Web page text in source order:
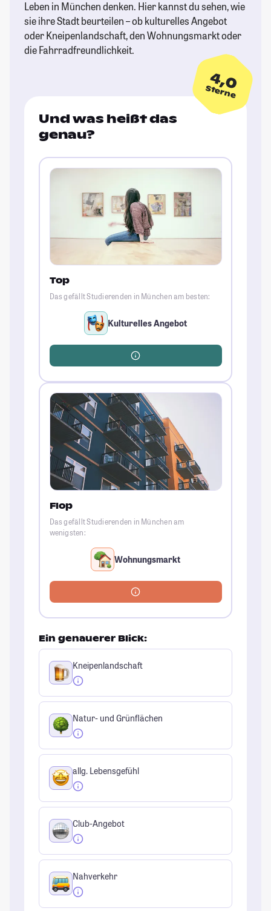
Leben in München denken. Hier kannst du sehen, wie
sie ihre Stadt beurteilen – ob kulturelles Angebot
oder Kneipenlandschaft, den Wohnungsmarkt oder
die Fahrradfreundlichkeit.
4,0
Sterne
Und was heißt das
genau?
Top
Das gefällt Studierenden in München am besten:
Kulturelles Angebot
Flop
Das gefällt Studierenden in München am
wenigsten:
Wohnungsmarkt
Ein genauerer Blick:
Kneipenlandschaft
Natur- und Grünflächen
allg. Lebensgefühl
Club-Angebot
Nahverkehr